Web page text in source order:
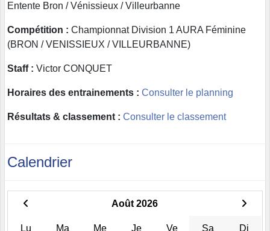
Entente Bron / Vénissieux / Villeurbanne
Compétition : Championnat Division 1 AURA Féminine
(BRON / VENISSIEUX / VILLEURBANNE)
Staff : Victor CONQUET
Horaires des entrainements : Consulter le planning
Résultats & classement : Consulter le classement
Calendrier
Août 2026
Lu Ma Me Je Ve Sa Di